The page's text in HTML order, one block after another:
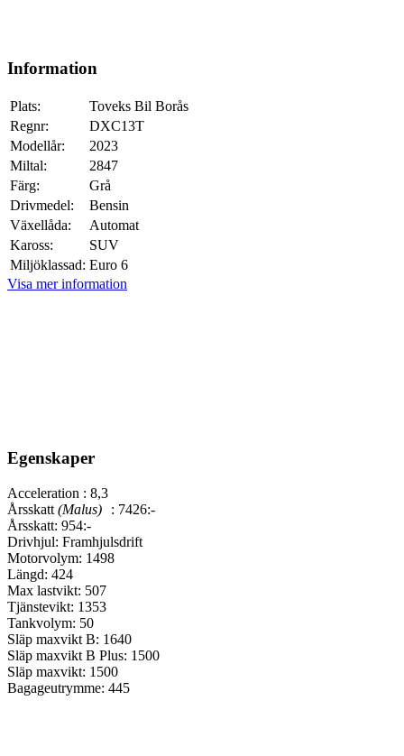
Information
Plats:
Toveks Bil Borås
Regnr:
DXC13T
Modellår:
2023
Miltal:
2847
Färg:
Grå
Drivmedel:
Bensin
Växellåda:
Automat
Kaross:
SUV
Miljöklassad: Euro 6
Visa mer information
Egenskaper
Acceleration : 8,3
Årsskatt (Malus) : 7426:-
Årsskatt: 954:-
Drivhjul: Framhjulsdrift
Motorvolym: 1498
Längd: 424
Max lastvikt: 507
Tjänstevikt: 1353
Tankvolym: 50
Släp maxvikt B: 1640
Släp maxvikt B Plus: 1500
Släp maxvikt: 1500
Bagageutrymme: 445